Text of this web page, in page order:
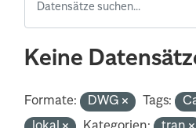
Keine
Formate: DWG Tags: